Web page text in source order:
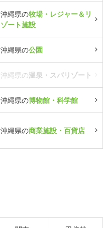
沖縄県の牧場・レジャー＆リ
ゾート施設
沖縄県の公園
沖縄県の温泉・スパリゾート
沖縄県の博物館・科学館
沖縄県の商業施設・百貨店